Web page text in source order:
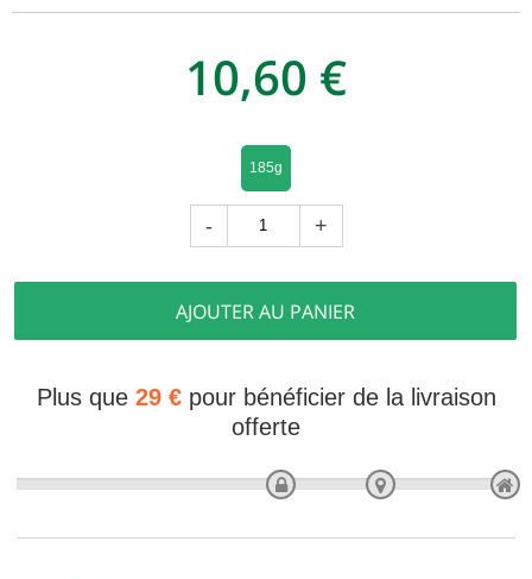
10,60 €
185g
- +
AJOUTER AU PANIER
Plus que 29 €pour bénéficier de la livraison
offerte